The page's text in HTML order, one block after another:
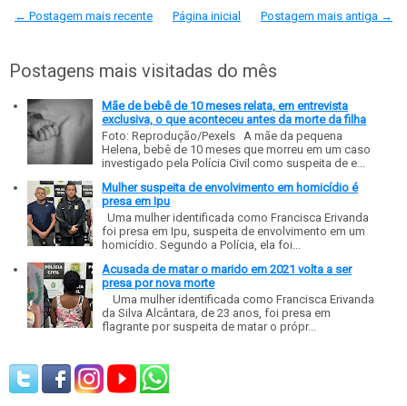
← Postagem mais recente Postagem mais antiga →
Página inicial
Postagens mais visitadas do mês
Mãe de bebê de 10 meses relata, em entrevista
exclusiva, o que aconteceu antes da morte da filha
Foto: Reprodução/Pexels A mãe da pequena
Helena, bebê de 10 meses que morreu em um caso
investigado pela Polícia Civil como suspeita de e...
Mulher suspeita de envolvimento em homicídio é
presa em Ipu
Uma mulher identificada como Francisca Erivanda
foi presa em Ipu, suspeita de envolvimento em um
homicídio. Segundo a Polícia, ela foi...
Acusada de matar o marido em 2021 volta a ser
presa por nova morte
Uma mulher identificada como Francisca Erivanda
da Silva Alcântara, de 23 anos, foi presa em
flagrante por suspeita de matar o própr...